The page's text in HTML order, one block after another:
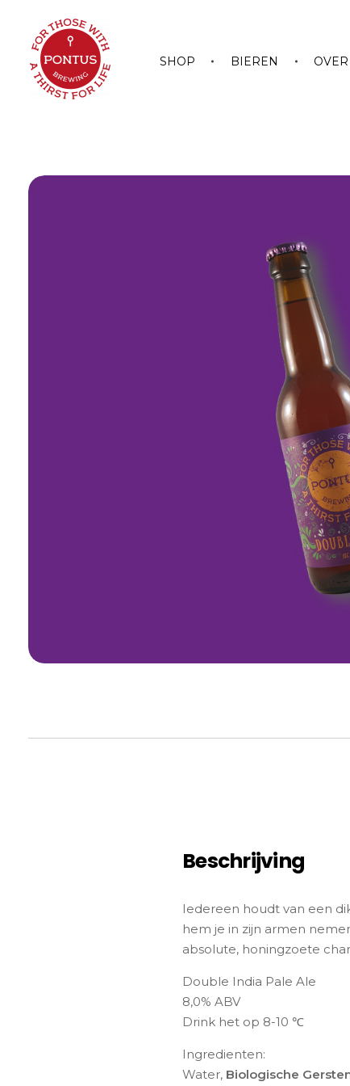
SHOP BIEREN
Beschrijving
Iedereen houdt van een
hem je in zijn armen
absolute, honingzoete
Double India Pale Ale
8,0% ABV
Drink het op 8-10 ℃
Ingredienten:
Water, Biologische